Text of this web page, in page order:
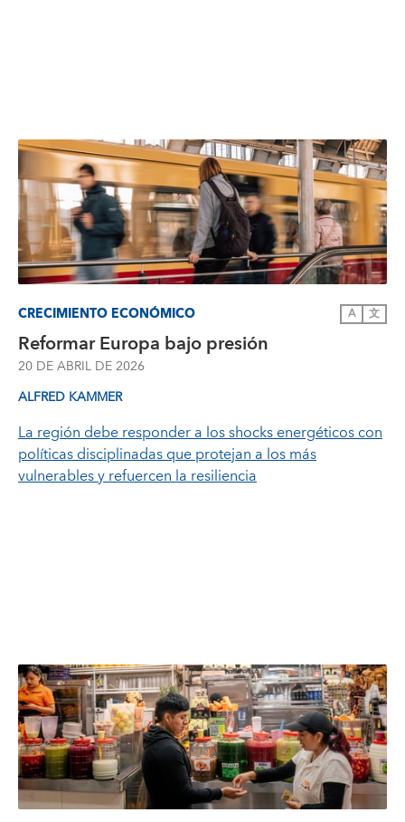
CRECIMIENTO ECONÓMICO A 文
Reformar Europa bajo presión
20 DE ABRIL DE 2026
ALFRED KAMMER
La región debe responder a los shocks energéticos con
políticas disciplinadas que protejan a los más
vulnerables y refuercen la resiliencia